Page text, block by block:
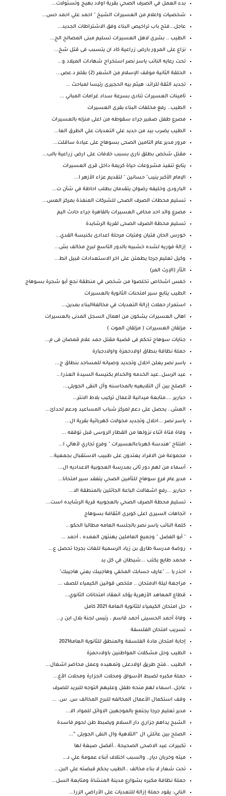
بدء العمل في الصرف الصحي بقرية اولاد بهيج وتسئولات...
شخصيات واعلام من العسيرات الشيخ " احمد علي احمد حس...
عاجل...فتح باب تراخيص البناء وفق الاشتراطات الجديد...
الطيب .. بشرى لاهل العسيرات تسليم مبنى المصالح الح...
نزاع على المرور بارض زراعية كاد ان يتسبب فى قتل شخ...
تحت رعايه النائب ياسر نصر استخراج شهادات الميلاد و...
الحلقة الثانية موقف الإسلام من الشعر (2) بقلم د.عص...
تجديد الثقة للرائد: هيثم بيه الحجيرى رئيسا لمباحث ...
تامينات العسيرات تنادى بسرعة سداد غرامات المباني ...
الطيب.. رفع مخلفات البناء بقرى العسيرات
مصرع طفل صغير جراء سقوطه من اعلى منزله بالعسيرات
الطيب يضرب بيد من حديد علي التعديات علي الطرق العا...
مرور مدير عام التامين الصحى بسوهاج على عيادة ساقلت...
مقتل شخص بطلق نارى بسبب خلافات على ارض زراعية بالب...
يتابع تنفيذ مشروعات حياة كريمة داخل قرى العسيرات
الإمام الأكبر ينيب" حسانين " لتقديم عزاء الأزهر ا...
البارودى وخليفه رضوان يتقدمان بطلب احاطة في شأن ت...
تسليم محطات الصرف الصحى للشركات المنفذة بمركز العس...
مصرع والد احد محامى العسيرات بالقاهرة جراء حادث اليم
تسليم محطة الصرف الصحى لقرية الرشايدة
خورس الحان فتيان وفتيات مرحلة اعدادى بكنيسة القدي...
إزالة فوريه لشده خشبيه بالدور التاسع لبرج مخالف بش...
وكيل تعليم جرجا يطمئن على اخر الاستعدادات قبيل انط...
الثأر (الإرث المر)
خمس اشخاص تخلصوا من شخص في منطقة نجع أبو شجرة بسوهاج
الطيب يتابع سير امتحنات الثانوية بالعسيرات
استمرار حملات إزالة التعديات في مخالفةالبناء بمدين...
اهالى العسيرات يشكون من اهمال السجل المدنى بالعسيرات
مزلقان العسيرات ( مزلقان الموت )
جنايات سوهاج تحكم فى قضية مقتل حمد علام قمصان فى م...
حملة نظافة بنطاق اولادحمزة واولادجبارة
ياسر نصر يعلن احلال وتجديد وصيانه للمساجد بنطاق ج...
عيد الرسل..عيد الخدمه والخدام بكنيسة السيدة العذرا...
الصلح بين آل التلايهيه بالمحاسنه وآل النقى الجويلى...
حبارير ....متابعة ميدانية لأعمال تركيب بلاط الانتر...
العش.. يحصل على دعم لمركز شباب المساعيد ودعم لحدائ...
ياسر نصر ...احلال وتجديد محولات كهربائية بقرية ال...
وفاة فتاة اثناء نزولها من القطار الروسى قبل توقفه ...
افتتاح "هندسة كهرباءالعسيرات " وفرع تجاري لأهالي ا...
مجموعة من الافراد يعتدون على طبيب الاستقبال بجمعية...
أسماء من لهم دور ثانى بمدرسة العجوبية الاعداديه ال...
مدير عام فرع سوهاج للتأمين الصحي يتفقد سير امتحانا...
حبارير ...رفع اشغالات الباعة الجائلين بالمنطقة الا...
تسليم محطة الصرف الصحي بالعجوبيه قرية الرشايده است...
اتجاهات السيرى اعلى كوبرى الثقافة بسوهاج
كلمة النائب ياسر نصر بالجلسه العامه مطالبا الحكو...
" أبو الفضل " وجميع العاملين يهنئون العمده ، أحمد ...
روضة مدرسة طارق بن زياد الرسمية للغات بجرجا تحصل ع...
محمد طايع يكتب ...شيطان في كل يد
احذر يا ... "عارف حسابك المخفي وهاجيبك يعني هاجيبك"
مراجعة ليلة الامتحان .. ملخص قوانين الكيمياء للصف ...
قطاع المعاهد الأزهرية يؤكد انعقاد امتحانات الثانوي...
حل امتحان الكيمياء للثانوية العامة 2021 كامل
وفاة أحمد الحسينى أحمد قاسم ، رئيس لجنة بلال ابن ر...
تسريب امتحان الفلسفة
إجابة امتحان مادة الفلسفة والمنطق للثانوية العامة2021
الطيب وحل مشكلات المواطنين باولادحمزة
الطيب ..فتح طريق اولادعلى وتمهيده وعمل محاضر اشغال...
حملة مكبره لضبط الأسواق ومحلات الجزارة ومحلات الأغ...
عاجل..اسماء لهم منحه طفل وعليهم التوجه للبريد للصرف
وقف استكمال الأعمال المخالفه للبرج المخالف س. س. ...
مدير تعليم جرجا يجتمع بالموجهين الاوائل للمواد الا...
الشبح يداهم جزاري دار السلام ويضبط طن لحوم فاسدة
الصلح بين عائلتي ال “التلاهية وال النقى الجويلى ”...
تكبيرات عيد الاضحى الصحيحة ..أفضل صيغة لها
ميته وخربان ديار.. والسبب اختلاف أبناء عمومة علي د...
تحت شعار لا بناء مخالف ..الطيب يحكم قبضته علي البن...
حملة نظافة مكبره بشوارع مدينة المنشاة ومتابعة السل...
النابي: يقود حملة إزالة للتعديات على الأراضي الزرا...